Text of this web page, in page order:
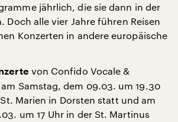
jährlich, die sie dann in der
Doch alle vier Jahre führen Reisen
Konzerten in andere europäische
von Confido Vocale &
Samstag, dem 09.03. um 19.30
Marien in Dorsten statt und am
um 17 Uhr in der St. Martinus